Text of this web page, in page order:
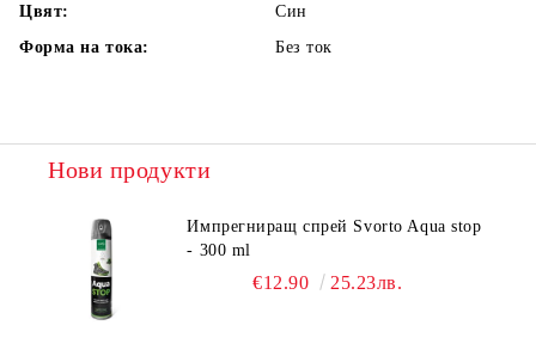
Цвят:
Син
Форма на тока:
Без ток
Нови продукти
Импрегниращ спрей Svorto Aqua stop
- 300 ml
€12.90 25.23лв.